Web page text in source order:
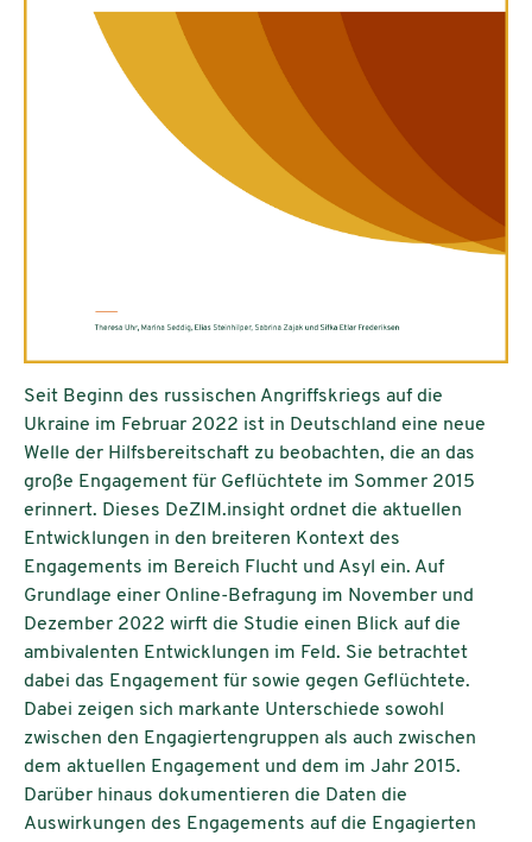
Seit Beginn des russischen Angriffskriegs auf die
Ukraine im Februar 2022 ist in Deutschland eine neue
Welle der Hilfsbereitschaft zu beobachten, die an das
große Engagement für Geflüchtete im Sommer 2015
erinnert. Dieses DeZIM.insight ordnet die aktuellen
Entwicklungen in den breiteren Kontext des
Engagements im Bereich Flucht und Asyl ein. Auf
Grundlage einer Online-Befragung im November und
Dezember 2022 wirft die Studie einen Blick auf die
ambivalenten Entwicklungen im Feld. Sie betrachtet
dabei das Engagement für sowie gegen Geflüchtete.
Dabei zeigen sich markante Unterschiede sowohl
zwischen den Engagiertengruppen als auch zwischen
dem aktuellen Engagement und dem im Jahr 2015.
Darüber hinaus dokumentieren die Daten die
Auswirkungen des Engagements auf die Engagierten